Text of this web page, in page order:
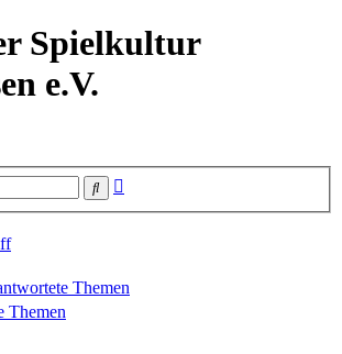
Spielkultur
e.V.
Suche
Themen
Themen